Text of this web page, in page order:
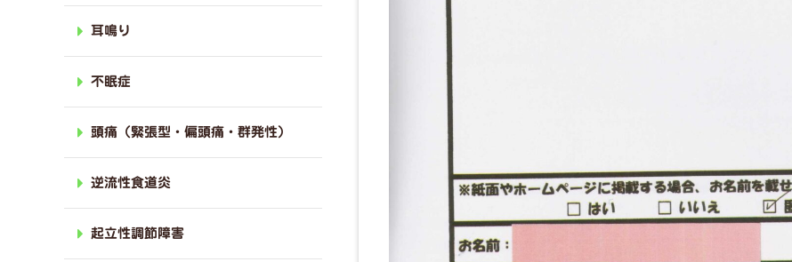
耳鳴り
不眠症
頭痛（緊張型・偏頭痛・群発性）
逆流性食道炎
起立性調節障害